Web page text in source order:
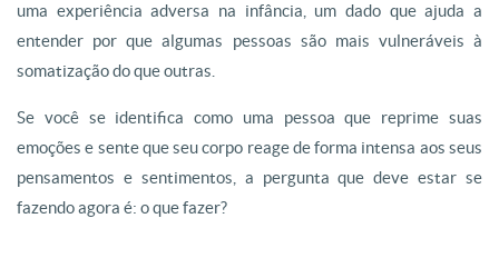
uma experiência adversa na infância, um dado que ajuda a
entender por que algumas pessoas são mais vulneráveis à
somatização do que outras.
Se você se identifica como uma pessoa que reprime suas
emoções e sente que seu corpo reage de forma intensa aos seus
pensamentos e sentimentos, a pergunta que deve estar se
fazendo agora é: o que fazer?